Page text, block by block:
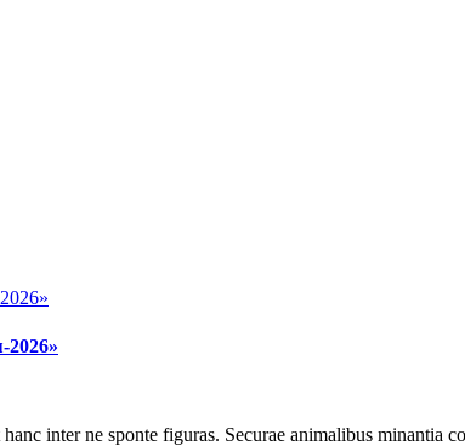
2026»
inter ne sponte figuras. Securae animalibus minantia